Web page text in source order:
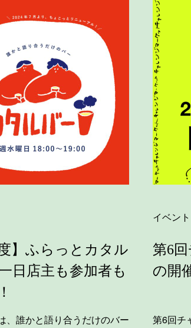
度】ふらっとカタル
日店主も参加者も
、誰かと語り合うだけのバー
イベント
第6
の開
第6回チ